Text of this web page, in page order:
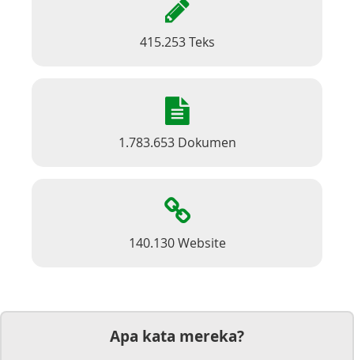
415.253 Teks
1.783.653 Dokumen
140.130 Website
Apa kata mereka?